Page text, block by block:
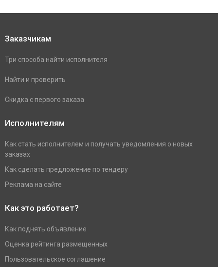
Заказчикам
Три способа найти исполнителя
Найти и проверить
Скидка с первого заказа
Исполнителям
Как стать исполнителем и получать уведомления о новых
заказах
Как сделать предложение по тендеру
Реклама на сайте
Как это работает?
Как поднять объявление
Оценка рейтинга размещенных
Пользовательское соглашение